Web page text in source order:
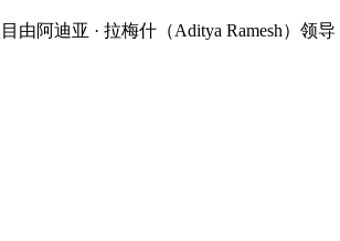
阿迪亚 · 拉梅什（Aditya Ramesh）领